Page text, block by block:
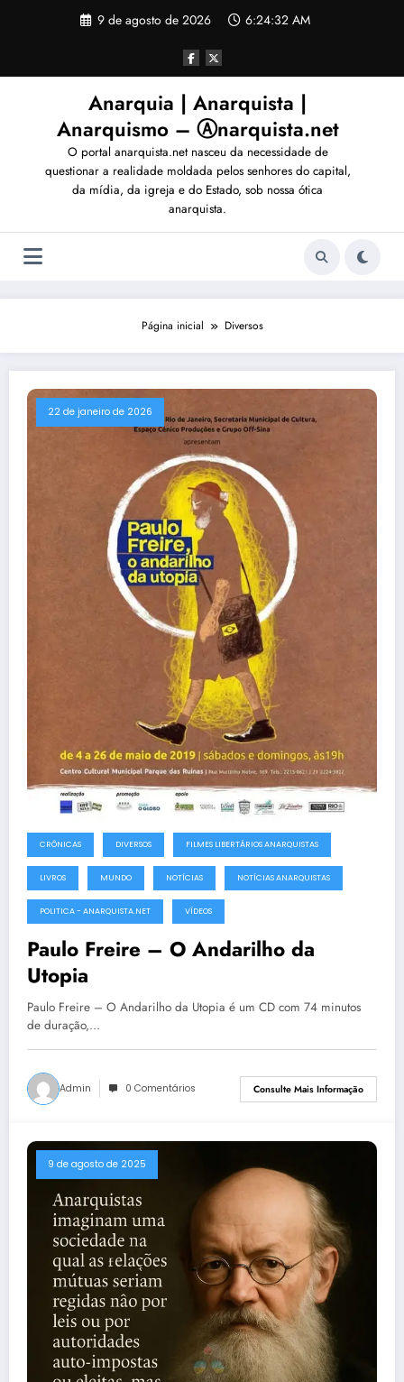
9 de agosto de 2026 6:24:35 AM
Anarquia | Anarquista |
Anarquismo – Ⓐnarquista.net
O portal anarquista.net nasceu da necessidade de
questionar a realidade moldada pelos senhores do capital,
da mídia, da igreja e do Estado, sob nossa ótica
anarquista.
Página inicial Diversos
22 de janeiro de 2026
CRÔNICAS DIVERSOS FILMES LIBERTÁRIOS ANARQUISTAS
LIVROS MUNDO NOTÍCIAS NOTÍCIAS ANARQUISTAS
POLITICA - ANARQUISTA.NET VÍDEOS
Paulo Freire – O Andarilho da
Utopia
Paulo Freire – O Andarilho da Utopia é um CD com 74 minutos
de duração,…
Admin 0 Comentários Consulte Mais Informação
9 de agosto de 2025